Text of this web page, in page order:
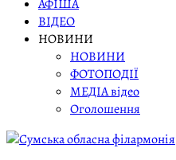
АФІША
ВІДЕО
НОВИНИ
НОВИНИ
ФОТОПОДІЇ
МЕДІА відео
Оголошення